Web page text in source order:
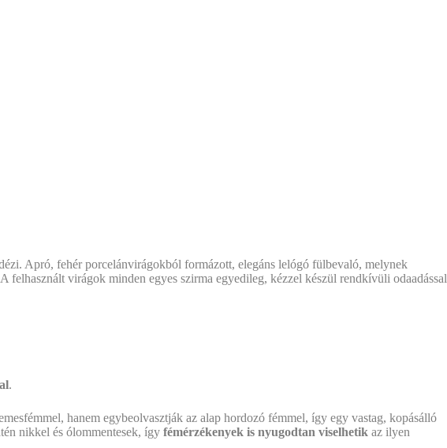
Apró, fehér porcelánvirágokból formázott, elegáns lelógó fülbevaló, melynek
felhasznált virágok minden egyes szirma egyedileg, kézzel készül rendkívüli odaadással
.
hanem egybeolvasztják az alap hordozó fémmel, így egy vastag, kopásálló
nikkel és ólommentesek, így fémérzékenyek is nyugodtan viselhetik az ilyen